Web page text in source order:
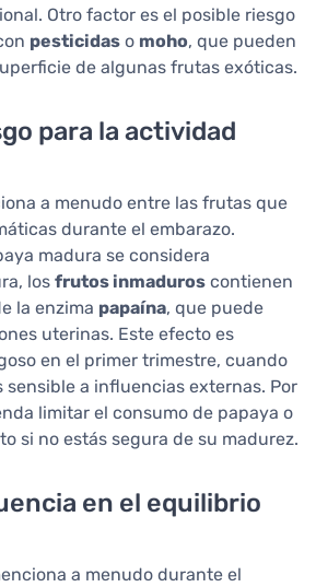
Otro factor es el posible riesgo
pesticidas o moho, que pueden
de algunas frutas exóticas.
para la actividad
a menudo entre las frutas que
durante el embarazo.
madura se considera
los frutos inmaduros contienen
la enzima papaína, que puede
uterinas. Este efecto es
en el primer trimestre, cuando
sensible a influencias externas. Por
limitar el consumo de papaya o
si no estás segura de su madurez.
en el equilibrio
a menudo durante el